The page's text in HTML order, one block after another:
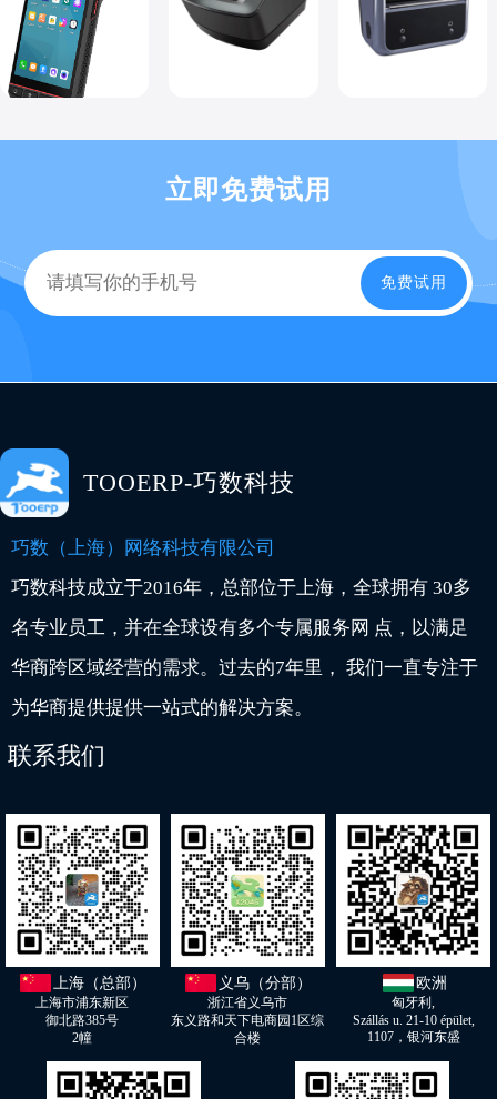
立即免费试用
免费试用
TOOERP-巧数科技
巧数（上海）网络科技有限公司
巧数科技成立于2016年，总部位于上海，全球拥有 30多
名专业员工，并在全球设有多个专属服务网 点，以满足
华商跨区域经营的需求。过去的7年里， 我们一直专注于
为华商提供提供一站式的解决方案。
联系我们
上海（总部）
上海市浦东新区
御北路385号
2幢
义乌（分部）
浙江省义乌市
东义路和天下电商园1区综
合楼
欧洲
匈牙利,
Szállás u. 21-10 épület,
1107，银河东盛